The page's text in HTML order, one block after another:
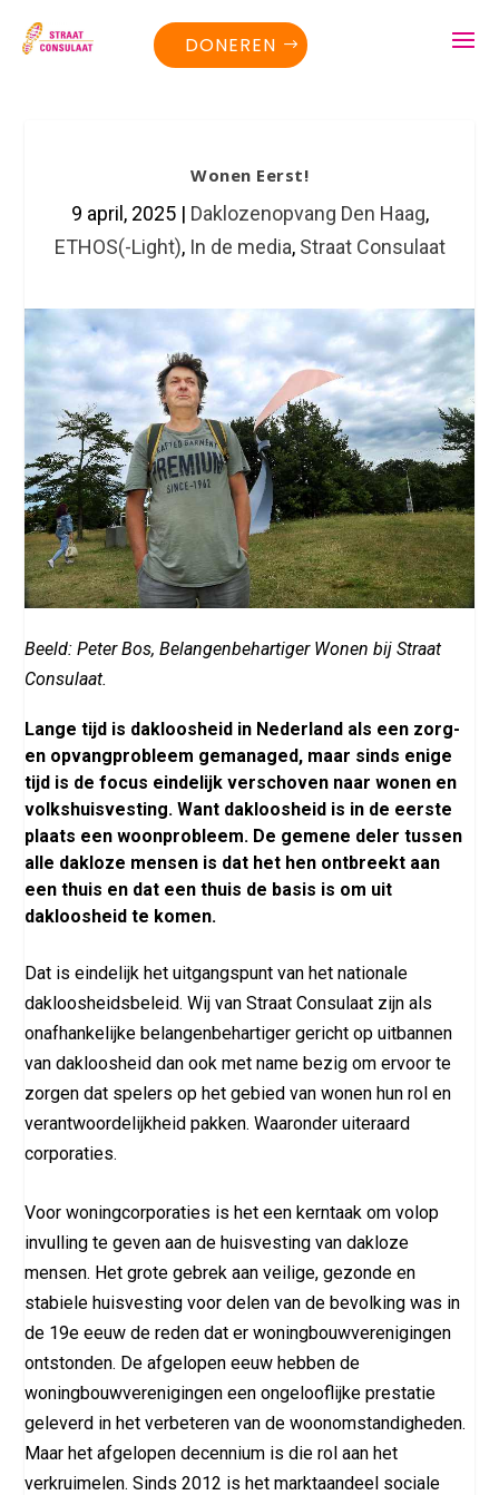
DONEREN
Wonen Eerst!
9 april, 2025| Daklozenopvang Den Haag,
ETHOS(-Light), In de media, Straat Consulaat
Beeld: Peter Bos, Belangenbehartiger Wonen bij Straat
Consulaat.
Lange tijd is dakloosheid in Nederland als een zorg-
en opvangprobleem gemanaged, maar sinds enige
tijd is de focus eindelijk verschoven naar wonen en
volkshuisvesting. Want dakloosheid is in de eerste
plaats een woonprobleem. De gemene deler tussen
alle dakloze mensen is dat het hen ontbreekt aan
een thuis en dat een thuis de basis is om uit
dakloosheid te komen.
Dat is eindelijk het uitgangspunt van het nationale
dakloosheidsbeleid. Wij van Straat Consulaat zijn als
onafhankelijke belangenbehartiger gericht op uitbannen
van dakloosheid dan ook met name bezig om ervoor te
zorgen dat spelers op het gebied van wonen hun rol en
verantwoordelijkheid pakken. Waaronder uiteraard
corporaties.
Voor woningcorporaties is het een kerntaak om volop
invulling te geven aan de huisvesting van dakloze
mensen. Het grote gebrek aan veilige, gezonde en
stabiele huisvesting voor delen van de bevolking was in
de 19e eeuw de reden dat er woningbouwverenigingen
ontstonden. De afgelopen eeuw hebben de
woningbouwverenigingen een ongelooflijke prestatie
geleverd in het verbeteren van de woonomstandigheden.
Maar het afgelopen decennium is die rol aan het
verkruimelen. Sinds 2012 is het marktaandeel sociale